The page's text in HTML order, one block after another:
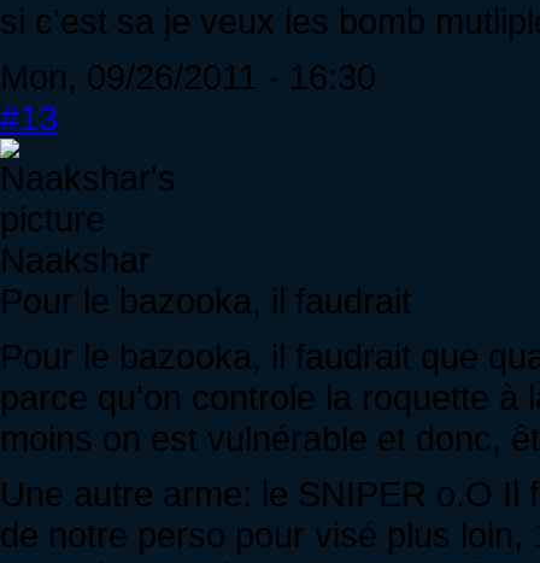
si c'est sa je veux les bomb
Mon, 09/26/2011 - 16:30
#13
Naakshar
Pour le bazooka, il faudrait
Pour le bazooka, il faudrait que
parce qu'on controle la roquette à
moins on est vulnérable et donc,
Une autre arme: le SNIPER o.O
de notre perso pour visé plus